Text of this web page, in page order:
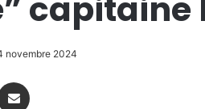
novembre 2024